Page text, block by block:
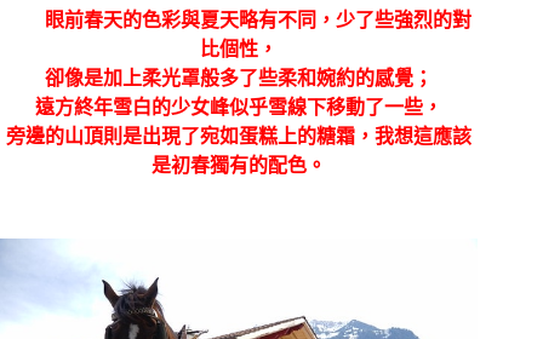
眼前春天的色彩與夏天略有不同，少了些強烈的對
比個性，
卻像是加上柔光罩般多了些柔和婉約的感覺；
遠方終年雪白的少女峰似乎雪線下移動了一些，
旁邊的山頂則是出現了宛如蛋糕上的糖霜，我想這應該
是初春獨有的配色。